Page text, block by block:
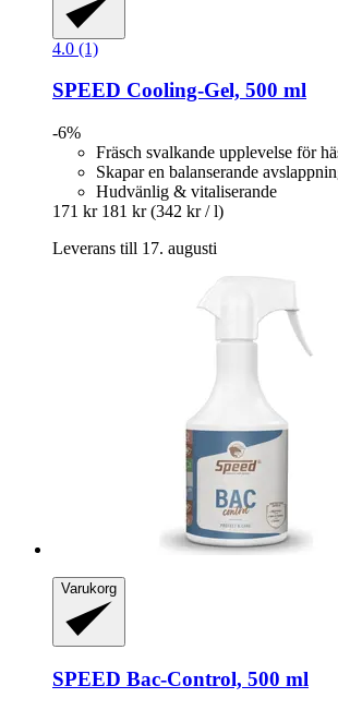
4.0 (1)
SPEED Cooling-​Gel, 500 ml
-6%
Fräsch svalkande upplevelse för
Skapar en balanserande
Hudvänlig & vitaliserande
171 kr 181 kr (342 kr / l)
Leverans till 17. augusti
Varukorg
SPEED Bac-​Control, 500 ml